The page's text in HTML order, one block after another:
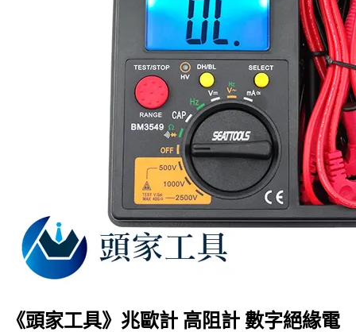
《頭家工具》兆歐計 高阻計 數字絕緣電